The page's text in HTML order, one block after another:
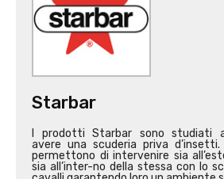
Starbar
I prodotti Starbar sono studiati
avere una scuderia priva
permettono di intervenire sia
sia all’inter-no della stessa con lo